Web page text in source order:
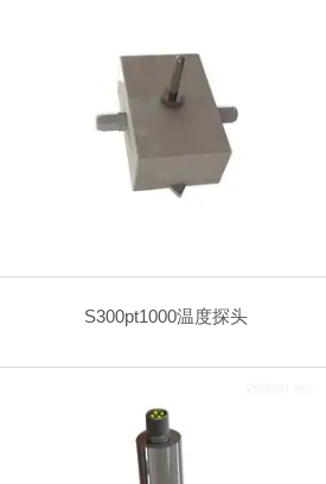
S300pt1000温度探头